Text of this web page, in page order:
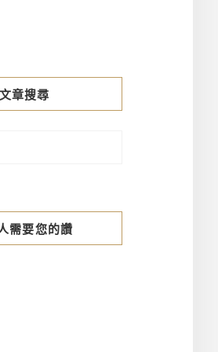
搜尋
要您的讚